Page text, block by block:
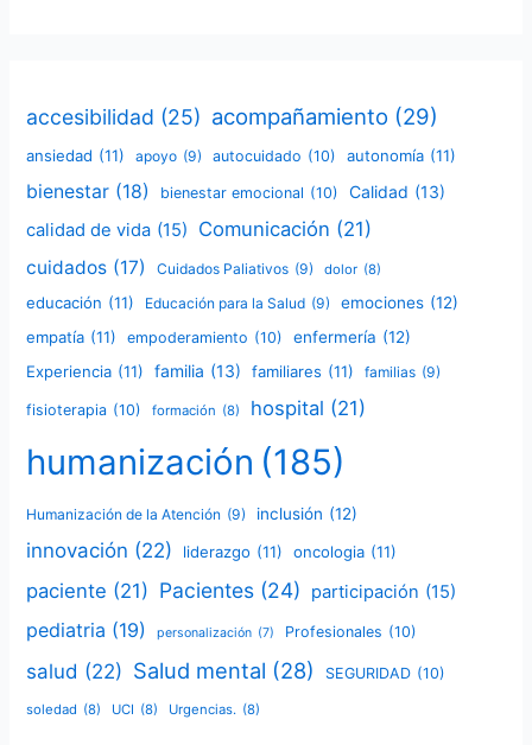
accesibilidad (25) acompañamiento (29)
ansiedad (11) apoyo (9) autocuidado (10) autonomía (11)
bienestar (18) bienestar emocional (10) Calidad (13)
calidad de vida (15) Comunicación (21)
cuidados (17) Cuidados Paliativos (9) dolor (8)
educación (11) Educación para la Salud (9) emociones (12)
empatía (11) empoderamiento (10) enfermería (12)
Experiencia (11) familia (13) familiares (11) familias (9)
fisioterapia (10) formación (8) hospital (21)
humanización (185)
Humanización de la Atención (9) inclusión (12)
innovación (22) liderazgo (11) oncologia (11)
paciente (21) Pacientes (24) participación (15)
pediatria (19) personalización (7) Profesionales (10)
salud (22) Salud mental (28) SEGURIDAD (10)
soledad (8) UCI (8) Urgencias. (8)